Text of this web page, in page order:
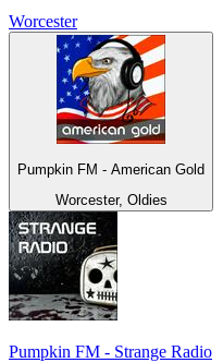
Worcester
Pumpkin FM - American Gold
Worcester, Oldies
Pumpkin FM - Strange Radio